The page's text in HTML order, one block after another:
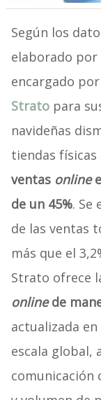
Según los
elaborado por
encargado por
Stratopara
navideñas
tiendas
ventasonline
de un 45%. Se
de las ventas
más que el
Strato ofrece
onlinede
actualizada
escala global,
comunicación